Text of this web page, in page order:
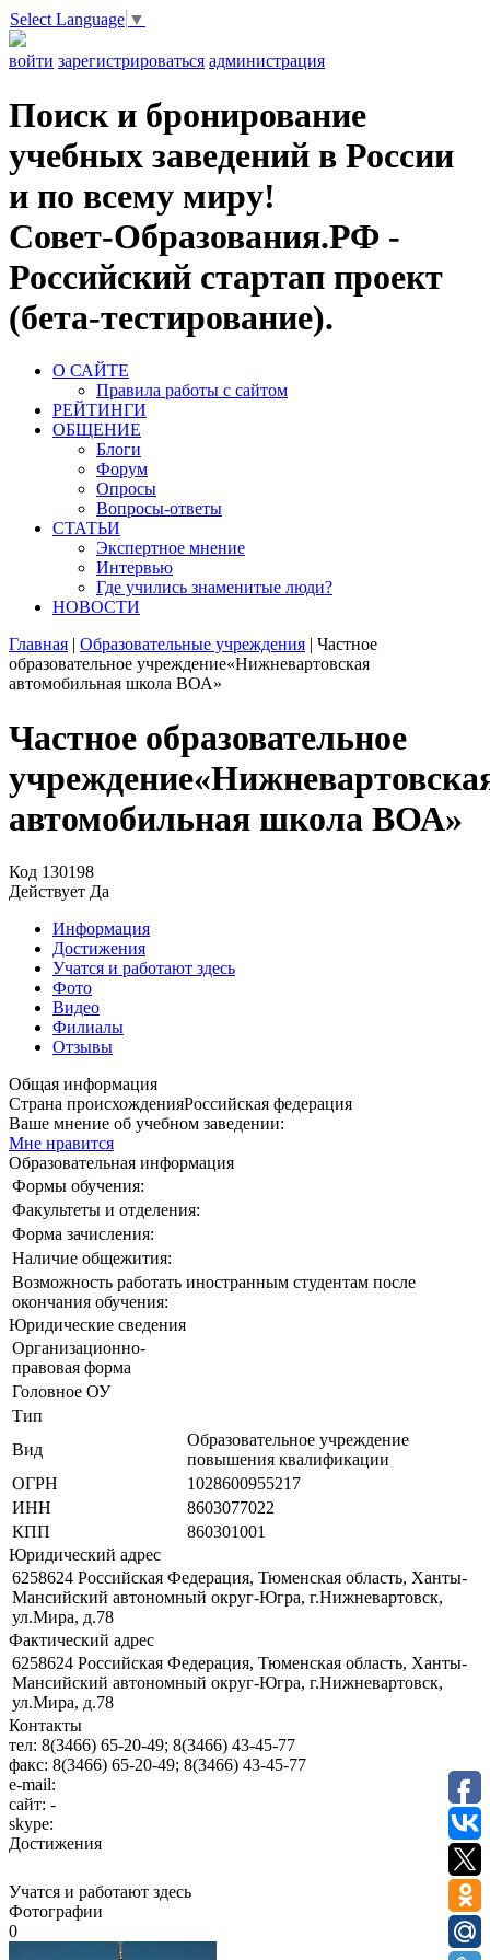
Select Language ▼
войти зарегистрироваться администрация
Поиск и бронирование
учебных заведений в России
и по всему миру!
Совет-Образования.РФ -
Российский стартап проект
(бета-тестирование).
О САЙТЕ
Правила работы с сайтом
РЕЙТИНГИ
ОБЩЕНИЕ
Блоги
Форум
Опросы
Вопросы-ответы
СТАТЬИ
Экспертное мнение
Интервью
Где учились знаменитые люди?
НОВОСТИ
Главная | Образовательные учреждения | Частное
образовательное учреждение«Нижневартовская
автомобильная школа ВОА»
Частное образовательное
автомобильная школа ВОА»
Код 130198
Действует Да
Информация
Достижения
Учатся и работают здесь
Фото
Видео
Филиалы
Отзывы
Общая информация
Страна происхожденияРоссийская федерация
Ваше мнение об учебном заведении:
Мне нравится
Образовательная информация
Формы обучения:
Факультеты и отделения:
Форма зачисления:
Наличие общежития:
Возможность работать иностранным студентам после
окончания обучения:
Юридические сведения
Организационно-
правовая форма
Головное ОУ
Тип
Вид
Образовательное учреждение
повышения квалификации
ОГРН
1028600955217
ИНН
8603077022
КПП
860301001
Юридический адрес
6258624 Российская Федерация, Тюменская область, Ханты-
Мансийский автономный округ-Югра, г.Нижневартовск,
ул.Мира, д.78
Фактический адрес
6258624 Российская Федерация, Тюменская область, Ханты-
Мансийский автономный округ-Югра, г.Нижневартовск,
ул.Мира, д.78
Контакты
тел: 8(3466) 65-20-49; 8(3466) 43-45-77
факс: 8(3466) 65-20-49; 8(3466) 43-45-77
e-mail:
сайт: -
skype:
Достижения
Учатся и работают здесь
Фотографии
0